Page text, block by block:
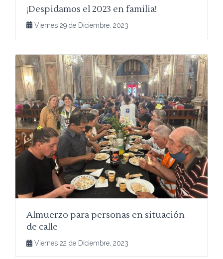
¡Despidamos el 2023 en familia!
Viernes 29 de Diciembre, 2023
Almuerzo para personas en situación
de calle
Viernes 22 de Diciembre, 2023